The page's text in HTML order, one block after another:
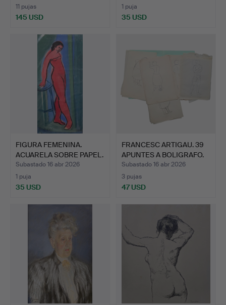
11 pujas
145 USD
1 puja
35 USD
FIGURA FEMENINA.
ACUARELA SOBRE PAPEL.
Subastado 16 abr 2026
1 puja
35 USD
FRANCESC ARTIGAU. 39
APUNTES A BOLIGRAFO.
Subastado 16 abr 2026
3 pujas
47 USD